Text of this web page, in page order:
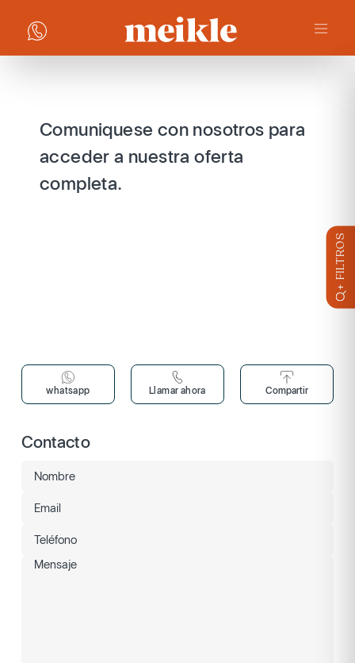
+ FILTROS
Comuniquese con nosotros para
acceder a nuestra oferta
completa.
whatsapp Llamar ahora Compartir
Contacto